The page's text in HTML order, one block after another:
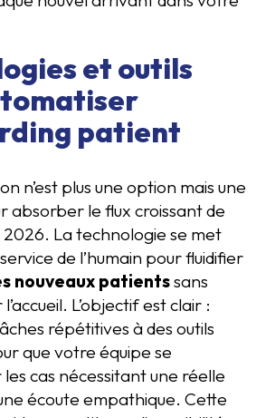
et outils
patient
n’est plus une option mais une
absorber le flux croissant de
La technologie se met
de l’humain pour fluidifier
nouveaux patientssans
L’objectif est clair :
répétitives à des outils
que votre équipe se
cas nécessitant une réelle
écoute empathique. Cette